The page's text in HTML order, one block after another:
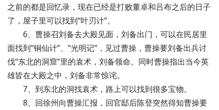
之前的都是回忆录，现在已经是打败董卓和吕布之后的日子
了，屋子里可以找到“叶刃计”。
6、曹操召刘备去大殿见面，刘备出门，可以在民居里
面找到“铜仙计”、“光明记”，见过曹操，曹操要刘备出兵讨
伐“东北的洞窟”里的袁术，刘备领命。同时曹操指出当今英
雄皆在大殿之中，刘备非常惊诧。
7、到东北的洞找袁术，路上可以找到很多宝物。
8、回徐州向曹操汇报，回官邸后陈登突然得知曹操要